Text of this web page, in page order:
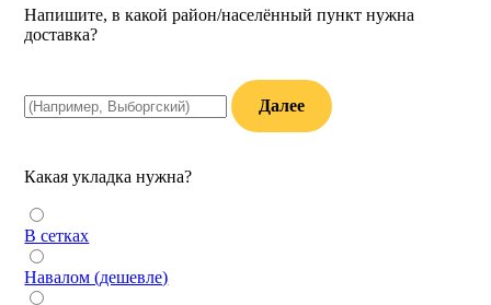
Напишите, в какой район/населённый пункт нужна
доставка?
Далее
Какая укладка нужна?
В сетках
Навалом (дешевле)